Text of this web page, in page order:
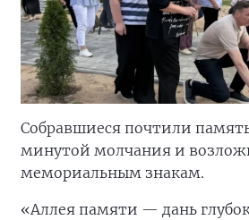
Собравшиеся почтили
минутой молчания и
мемориальным знакам.
«Аллея памяти — дань